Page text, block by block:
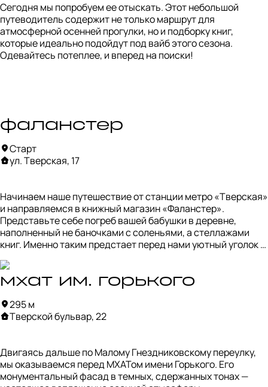
Сегодня мы попробуем ее отыскать. Этот небольшой
путеводитель содержит не только маршрут для
атмосферной осенней прогулки, но и подборку книг,
которые идеально подойдут под вайб этого сезона.
Одевайтесь потеплее, и вперед на поиски!
фаланстер
Старт
ул. Тверская, 17
Начинаем наше путешествие от станции метро «Тверская»
и направляемся в книжный магазин «Фаланстер».
Представьте себе погреб вашей бабушки в деревне,
наполненный не баночками с соленьями, а стеллажами
книг. Именно таким предстает перед нами уютный уголок
«Фаланстера».
Здесь огромный выбор научно-популярной литературы,
особенно богатой разделами по истории. Но любители
художественной прозы тоже найдут здесь немало
интересного.
«Коллекционер» (на первой картинке). История
повествует о молодом мужчине, влюблённом в девушку
настолько сильно, что он решается на её похищение. Книга
мхат им. горького
295 м
Тверской бульвар, 22
Двигаясь дальше по Малому Гнездниковскому переулку,
мы оказываемся перед МХАТом имени Горького. Его
монументальный фасад в темных, сдержанных тонах —